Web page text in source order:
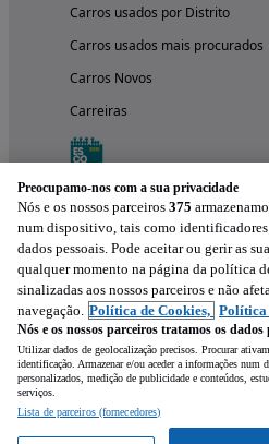
Carros usados por Distrito
Carros usados mais procurados
Carros Novos
Carreiras
Experimenta a
Preocupamo-nos com a sua privacidade
Nós e os nossos parceiros 375
num dispositivo, tais como
dados pessoais. Pode aceitar ou gerir as
qualquer momento na página da política
sinalizadas aos nossos parceiros e não
navegação. Política de Cookies, Política
Nós e os nossos parceiros tratamos os
Utilizar dados de geolocalização precisos. Procurar
identificação. Armazenar e/ou aceder a informações
personalizados, medição de publicidade e conteúdos,
serviços.
Lista de parceiros (fornecedores)